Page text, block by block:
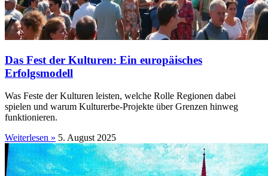
Das Fest der Kulturen: Ein europäisches
Erfolgsmodell
Was Feste der Kulturen leisten, welche Rolle Regionen dabei
spielen und warum Kulturerbe-Projekte über Grenzen hinweg
funktionieren.
Weiterlesen » 5. August 2025